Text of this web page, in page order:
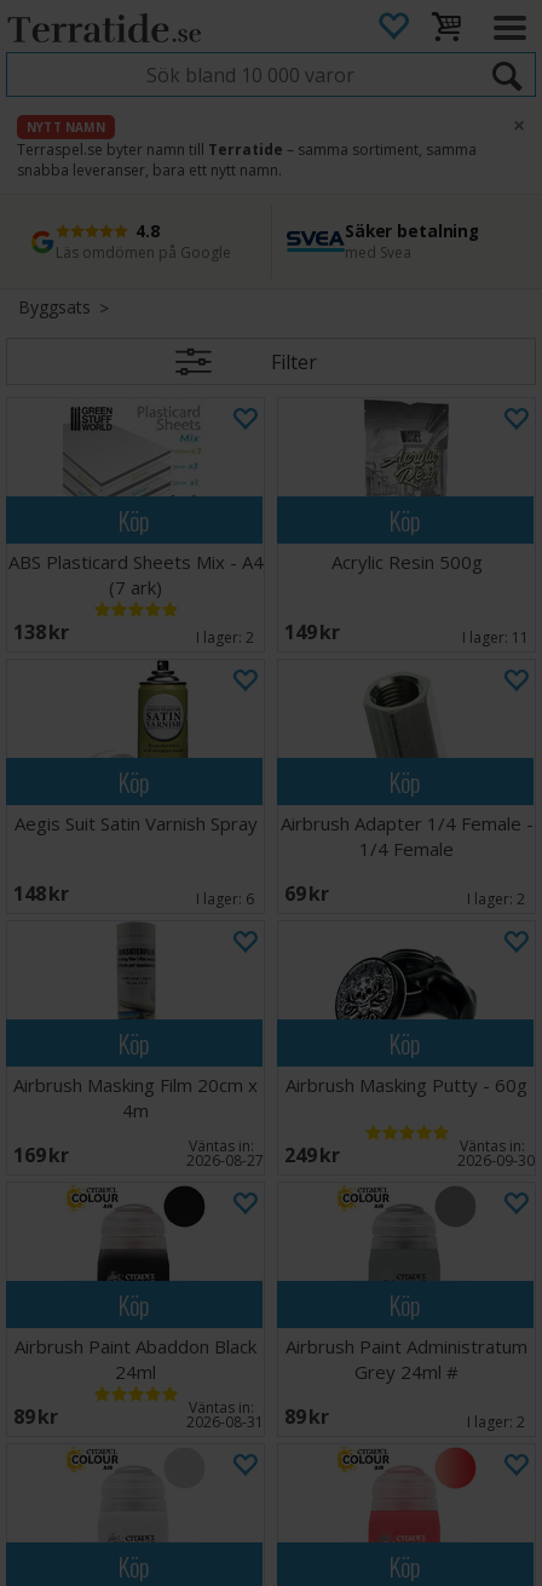
NYTT NAMN
Terraspel.se byter namn till Terratide – samma sortiment, samma
snabba leveranser, bara ett nytt namn.
×
4.8
Läs omdömen på Google
Säker betalning
med Svea
Snabb leverans
Direkt från lager
45 dagars ångerrätt
Enkel retur
Byggsats
Filter
Köp
ABS Plasticard Sheets Mix - A4
(7 ark)
138 SEK I lager: 2
Köp
Acrylic Resin 500g
149 SEK I lager: 11
Köp
Aegis Suit Satin Varnish Spray
148 SEK I lager: 6
Köp
Airbrush Adapter 1/4 Female -
1/4 Female
69 SEK I lager: 2
Köp
Airbrush Masking Film 20cm x
4m
169 SEK Väntas in:
2026-08-27
Köp
Airbrush Masking Putty - 60g
249 SEK Väntas in:
2026-09-30
Köp
Airbrush Paint Abaddon Black
24ml
89 SEK Väntas in:
2026-08-31
Köp
Airbrush Paint Administratum
Grey 24ml #
89 SEK I lager: 2
Köp Köp